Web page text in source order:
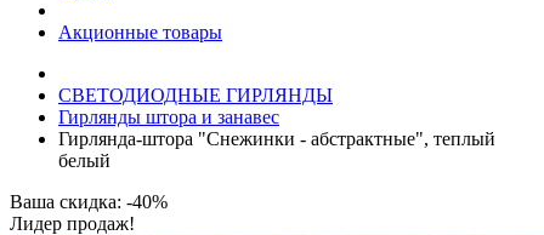
Акционные товары
СВЕТОДИОДНЫЕ ГИРЛЯНДЫ
Гирлянды штора и занавес
Гирлянда-штора "Снежинки - абстрактные", теплый
белый
Ваша скидка: -40%
Лидер продаж!